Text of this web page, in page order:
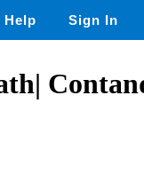
Help Sign In